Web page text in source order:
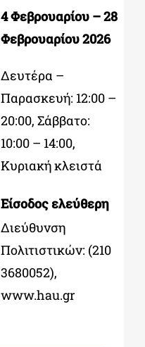
4 Φεβρουαρίου – 28
Φεβρουαρίου 2026
Δευτέρα –
Παρασκευή: 12:00 –
20:00, Σάββατο:
10:00 – 14:00,
Κυριακή κλειστά
Είσοδος ελεύθερη
Διεύθυνση
Πολιτιστικών: (210
3680052),
www.hau.gr